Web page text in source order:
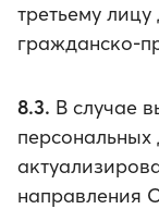
третьему
гражданско-
8.3. В случае
направления